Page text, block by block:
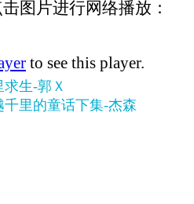
图片进行网络播放：
to see this player.
生-郭Ｘ
里的童话下集-杰森